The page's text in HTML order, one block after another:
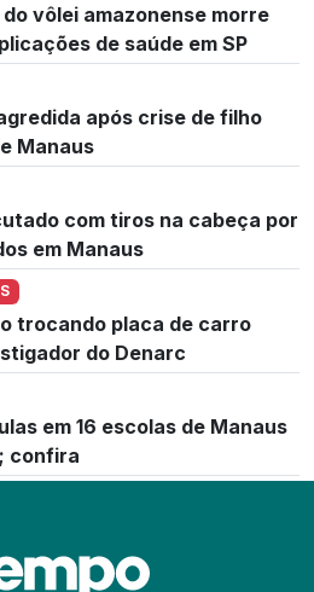
vôlei amazonense morre
de saúde em SP
após crise de filho
Manaus
com tiros na cabeça por
em Manaus
trocando placa de carro
do Denarc
em 16 escolas de Manaus
confira